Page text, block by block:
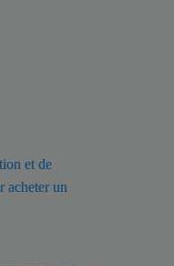
et de
acheter un